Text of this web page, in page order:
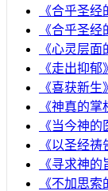
《合乎圣经
《合乎圣
《心灵层面
《走出抑郁》
《喜获新生》
《神真的掌
《当今神的
《以圣经祷
《寻求神的
《不加思索